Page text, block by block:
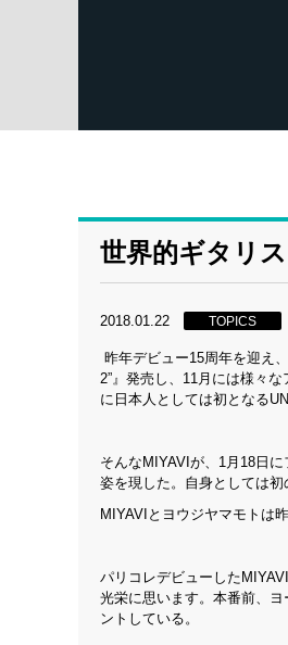
世界的ギタリ
2018.01.22 TOPICS
昨年デビュー15周年を迎え
2”』発売し、11月には様々
に日本人としては初となる
そんなMIYAVIが、1月18日
姿を現した。自身としては初
MIYAVIとヨウジヤマモトは
パリコレデビューした
光栄に思います。本番前、
ントしている。